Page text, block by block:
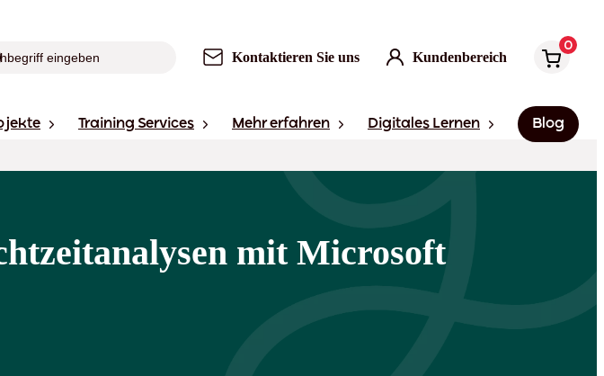
Kontaktieren Sie uns Kundenbereich
0
Training Services Mehr erfahren Digitales Lernen Blog
mit Microsoft